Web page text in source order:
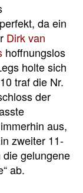
da ein
Dirk van
hoffnungslos
holte sich
traf die Nr.
der
aus,
zweiter 11-
gelungene
ab.